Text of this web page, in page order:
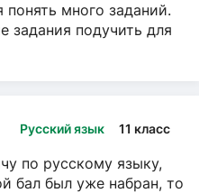
много заданий.
задания подучить для
Русский язык 11 класс
по русскому языку,
бал был уже набран, то